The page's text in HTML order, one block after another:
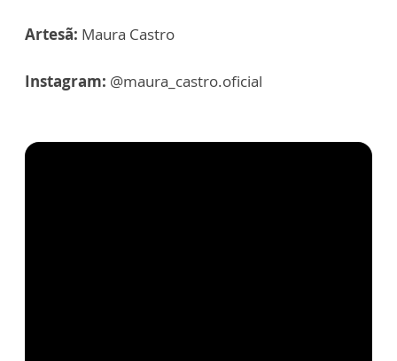
Artesã: Maura Castro
Instagram: @maura_castro.oficial